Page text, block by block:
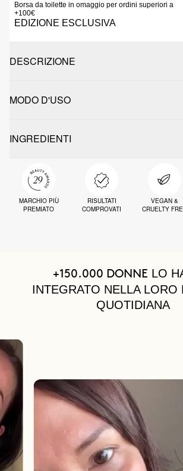
Borsa da toilette in omaggio per ordini superiori a
+100€
EDIZIONE ESCLUSIVA
DESCRIZIONE
MODO D'USO
INGREDIENTI
MARCHIO PIÙ
PREMIATO
RISULTATI
COMPROVATI
VEGAN &
CRUELTY
+150.000 DONNE LO
INTEGRATO NELLA LORO
QUOTIDIANA